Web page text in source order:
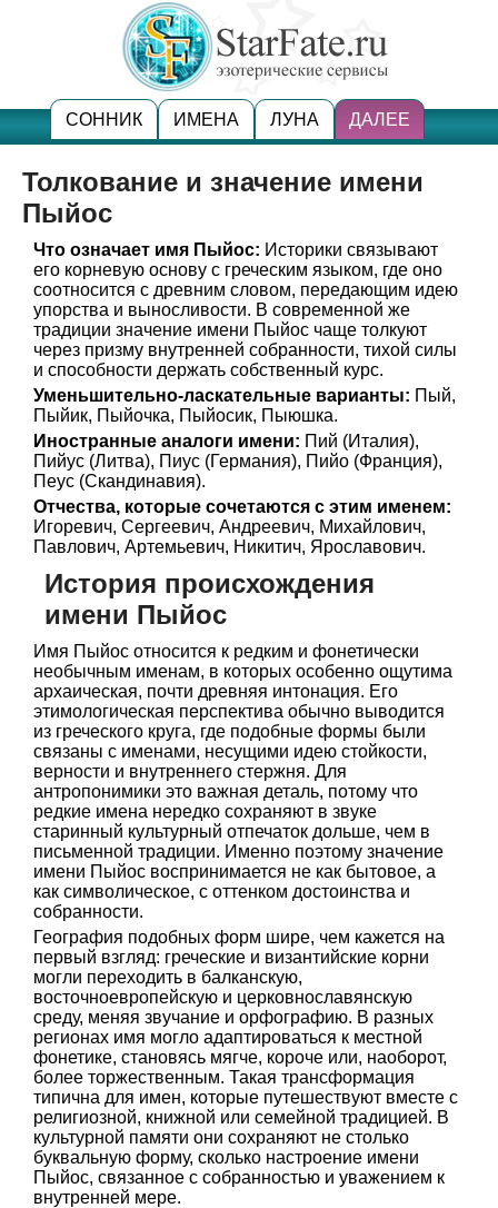
СОННИК ИМЕНА ЛУНА ДАЛЕЕ
Толкование и значение имени
Пыйос
Что означает имя Пыйос: Историки связывают
его корневую основу с греческим языком, где оно
соотносится с древним словом, передающим идею
упорства и выносливости. В современной же
традиции значение имени Пыйос чаще толкуют
через призму внутренней собранности, тихой силы
и способности держать собственный курс.
Уменьшительно-ласкательные варианты: Пый,
Пыйик, Пыйочка, Пыйосик, Пыюшка.
Иностранные аналоги имени: Пий (Италия),
Пийус (Литва), Пиус (Германия), Пийо (Франция),
Пеус (Скандинавия).
Отчества, которые сочетаются с этим именем:
Игоревич, Сергеевич, Андреевич, Михайлович,
Павлович, Артемьевич, Никитич, Ярославович.
История происхождения
имени Пыйос
Имя Пыйос относится к редким и фонетически
необычным именам, в которых особенно ощутима
архаическая, почти древняя интонация. Его
этимологическая перспектива обычно выводится
из греческого круга, где подобные формы были
связаны с именами, несущими идею стойкости,
верности и внутреннего стержня. Для
антропонимики это важная деталь, потому что
редкие имена нередко сохраняют в звуке
старинный культурный отпечаток дольше, чем в
письменной традиции. Именно поэтому значение
имени Пыйос воспринимается не как бытовое, а
как символическое, с оттенком достоинства и
собранности.
География подобных форм шире, чем кажется на
первый взгляд: греческие и византийские корни
могли переходить в балканскую,
восточноевропейскую и церковнославянскую
среду, меняя звучание и орфографию. В разных
регионах имя могло адаптироваться к местной
фонетике, становясь мягче, короче или, наоборот,
более торжественным. Такая трансформация
типична для имен, которые путешествуют вместе с
религиозной, книжной или семейной традицией. В
культурной памяти они сохраняют не столько
буквальную форму, сколько настроение имени
Пыйос, связанное с собранностью и уважением к
внутренней мере.